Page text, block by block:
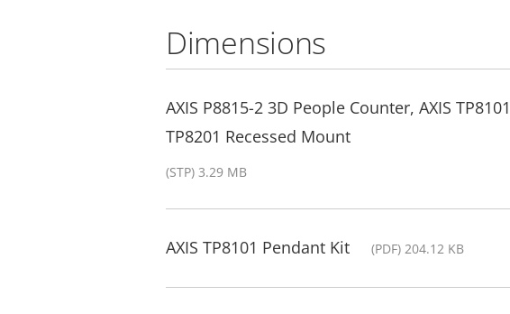
Dimensions
AXIS P8815-2 3D People Counter, AXIS
TP8201 Recessed Mount
(STP) 3.29 MB
AXIS TP8101 Pendant Kit (PDF) 204.12 KB